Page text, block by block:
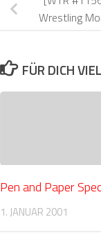
Wrestling
FÜR DICH
Pen and Paper
1. JANUAR 2001